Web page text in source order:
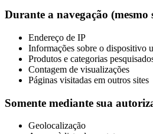
Durante a navegação (mesmo
Endereço de IP
Informações sobre o dispositivo
Produtos e categorias
Contagem de visualizações
Páginas visitadas em outros sites
Somente mediante sua
Geolocalização